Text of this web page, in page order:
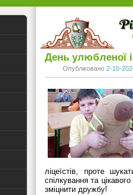
День улюбленої
Опубліковано 2-10-
ліцеїстів, проте
спілкування та
зміцнити дружбу!